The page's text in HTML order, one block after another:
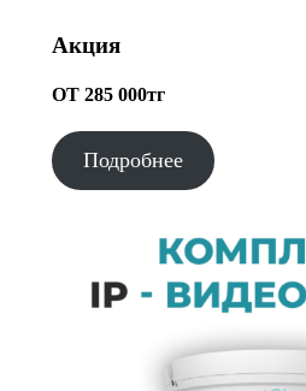
Акция
ОТ 285 000тг
Подробнее